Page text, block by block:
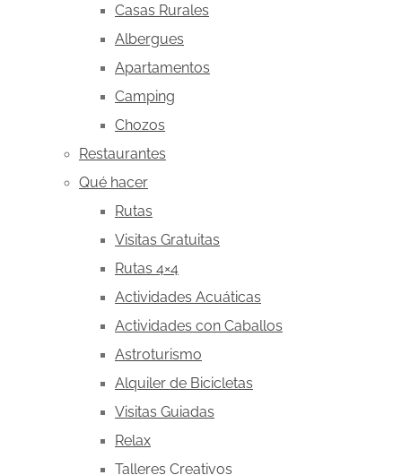
Casas Rurales
Albergues
Apartamentos
Camping
Chozos
Restaurantes
Qué hacer
Rutas
Visitas Gratuitas
Rutas 4×4
Actividades Acuáticas
Actividades con Caballos
Astroturismo
Alquiler de Bicicletas
Visitas Guiadas
Relax
Talleres Creativos